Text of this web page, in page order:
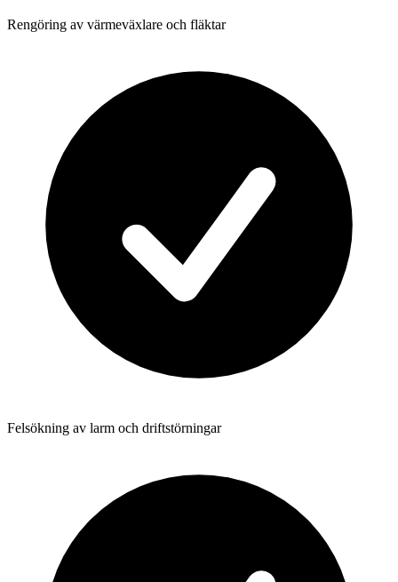
Rengöring av värmeväxlare och fläktar
Felsökning av larm och driftstörningar